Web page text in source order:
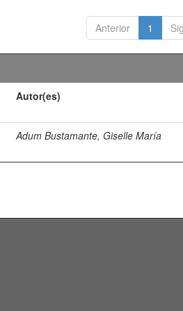
Anterior 1
Autor(es)
Adum Bustamante, Giselle María